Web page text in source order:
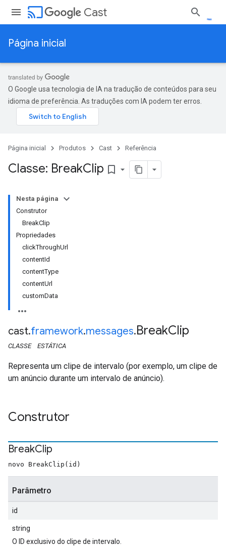
cast Cast
Página inicial
O Google usa tecnologia de IA na tradução de conteúdos para seu
idioma de preferência. As traduções com IA podem ter erros.
Página inicial Produtos Cast Referência
Classe: BreakClip bookmark_border
Nesta página
Construtor
BreakClip
Propriedades
clickThroughUrl
contentId
contentType
contentUrl
customData
cast.framework.messages.BreakClip
CLASSE ESTÁTICA
Representa um clipe de intervalo (por exemplo, um clipe de
um anúncio durante um intervalo de anúncio).
Construtor
BreakClip
novo BreakClip(id)
Parâmetro
id
string
O ID exclusivo do clipe de intervalo.